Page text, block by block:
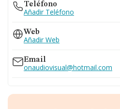
Teléfono
Añadir Teléfono
Web
Añadir Web
Email
onaudiovisual@hotmail.com